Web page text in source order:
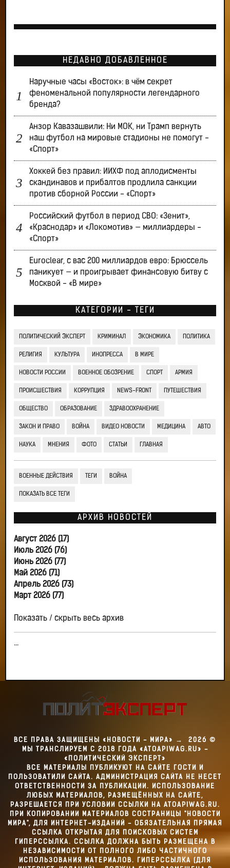
НЕДАВНО ДОБАВЛЕННОЕ
Наручные часы «Восток»: в чём секрет
феноменальной популярности легендарного
бренда?
Анзор Кавазашвили: Ни МОК, ни Трамп вернуть
наш футбол на мировые стадионы не помогут -
«Спорт»
Хоккей без правил: ИИХФ под аплодисменты
скандинавов и прибалтов продлила санкции
против сборной России - «Спорт»
Российский футбол в период СВО: «Зенит»,
«Краснодар» и «Локомотив» — миллиардеры -
«Спорт»
Euroclear, с вас 200 миллиардов евро: Брюссель
паникует — и проигрывает финансовую битву с
Москвой - «В мире»
КАТЕГОРИИ - ТЕГИ
ПОЛИТИЧЕСКИЙ ЭКСПЕРТ КРИМИНАЛ ЭКОНОМИКА ПОЛИТИКА
РЕЛИГИЯ КУЛЬТУРА ИНОПРЕССА В МИРЕ
НОВОСТИ РОССИИ ВОЕННОЕ ОБОЗРЕНИЕ СПОРТ АРМИЯ
ПРОИСШЕСТВИЯ КОРРУПЦИЯ NEWS-FRONT ПУТЕШЕСТВИЯ
ОБЩЕСТВО ОБРАЗОВАНИЕ ЗДРАВООХРАНЕНИЕ
ЗАКОН И ПРАВО ВОЙНА ВИДЕО НОВОСТИ МЕДИЦИНА АВТО
НАУКА МНЕНИЯ ФОТО СТАТЬИ ГЛАВНАЯ
ВОЕННЫЕ ДЕЙСТВИЯ ТЕГИ ВОЙНА
ПОКАЗАТЬ ВСЕ ТЕГИ
АРХИВ НОВОСТЕЙ
Август 2026 (17)
Июль 2026 (76)
Июнь 2026 (77)
Май 2026 (71)
Апрель 2026 (73)
Март 2026 (77)
Показать / скрыть весь архив
...
ВСЕ ПРАВА ЗАЩИЩЕНЫ «НОВОСТИ - МИРА» → 2026 ©
МЫ ТРАНСЛИРУЕМ С 2018 ГОДА «ATOAPIWAG.RU» -
«ПОЛИТИЧЕСКИЙ ЭКСПЕРТ»
ВСЕ МАТЕРИАЛЫ ПУБЛИКУЮТ НА САЙТЕ ГОСТИ И
ПОЛЬЗОВАТИЛИ САЙТА. АДМИНИСТРАЦИЯ САЙТА НЕ НЕСЕТ
ОТВЕТСТВЕННОСТИ ЗА ПУБЛИКАЦИИ. ИСПОЛЬЗОВАНИЕ
ЛЮБЫХ МАТЕРИАЛОВ, РАЗМЕЩЁННЫХ НА САЙТЕ,
РАЗРЕШАЕТСЯ ПРИ УСЛОВИИ ССЫЛКИ НА ATOAPIWAG.RU.
ПРИ КОПИРОВАНИИ МАТЕРИАЛОВ СОСТРАНИЦЫ "НОВОСТИ
МИРА", ДЛЯ ИНТЕРНЕТ-ИЗДАНИЙ - ОБЯЗАТЕЛЬНАЯ ПРЯМАЯ
ССЫЛКА ОТКРЫТАЯ ДЛЯ ПОИСКОВЫХ СИСТЕМ
ГИПЕРССЫЛКА. ССЫЛКА ДОЛЖНА БЫТЬ РАЗМЕЩЕНА В
НЕЗАВИСИМОСТИ ОТ ПОЛНОГО ЛИБО ЧАСТИЧНОГО
ИСПОЛЬЗОВАНИЯ МАТЕРИАЛОВ. ГИПЕРССЫЛКА (ДЛЯ